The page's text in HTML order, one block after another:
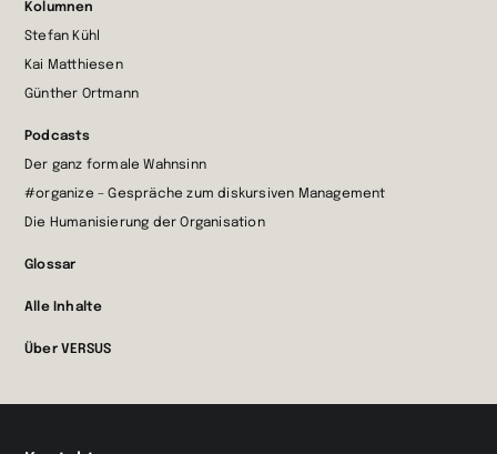
Kolumnen
Stefan Kühl
Kai Matthiesen
Günther Ortmann
Podcasts
Der ganz formale Wahnsinn
#organize – Gespräche zum diskursiven Management
Die Humanisierung der Organisation
Glossar
Alle Inhalte
Über VERSUS